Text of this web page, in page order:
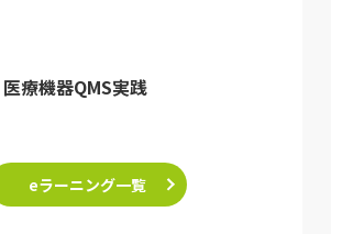
医療機器QMS実践
eラーニング一覧